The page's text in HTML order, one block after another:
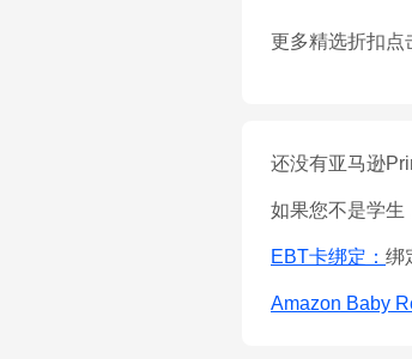
更多精选折扣点
还没有亚马逊
如果您不是学生
EBT卡绑定： 绑
Amazon Baby